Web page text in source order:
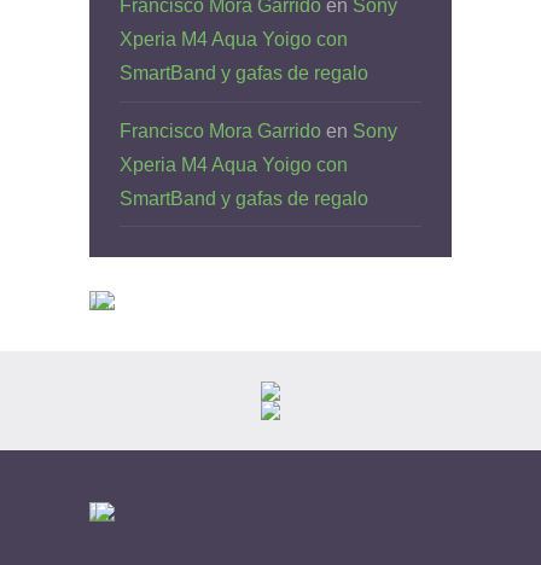
Francisco Mora Garrido en Sony
Xperia M4 Aqua Yoigo con
SmartBand y gafas de regalo
Francisco Mora Garrido en Sony
Xperia M4 Aqua Yoigo con
SmartBand y gafas de regalo